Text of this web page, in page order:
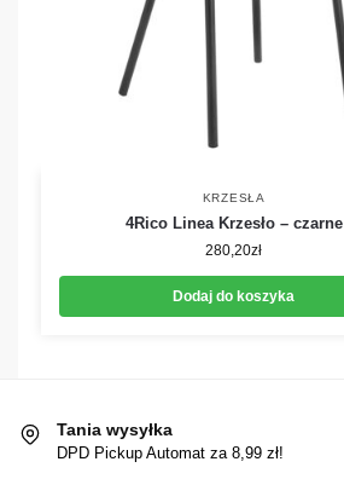
KRZESŁA
4Rico Linea Krzesło – czarne
280,20zł
Dodaj do koszyka
Tania wysyłka
DPD Pickup Automat za 8,99 zł!